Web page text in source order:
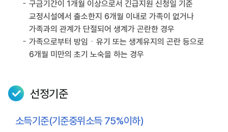
구금기간이 1개월 이상으로서 긴급지원 신청일 기준
교정시설에서 출소한지 6개월 이내로 가족이 없거나
가족과의 관계가 단절되어 생계가 곤란한 경우
가족으로부터 방임ㆍ유기 또는 생계유지의 곤란 등으로
6개월 미만의 초기 노숙을 하는 경우
선정기준
소득기준(기준중위소득 75%이하)